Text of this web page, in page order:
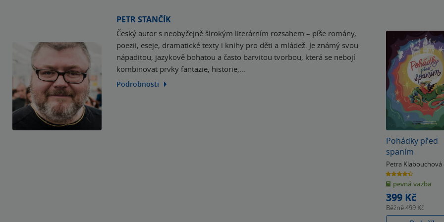
PETR STANČÍK
Český autor s neobyčejně širokým literárním rozsahem – píše romány,
poezii, eseje, dramatické texty i knihy pro děti a mládež. Je známý svou
nápaditou, jazykově bohatou a často barvitou tvorbou, která se nebojí
kombinovat prvky fantazie, historie,…
Podrobnosti
Pohádky před
spaním
Petra Klabouchová
4.5
z
5
hvězdiček
pevná vazba
399 Kč
Běžně499 Kč